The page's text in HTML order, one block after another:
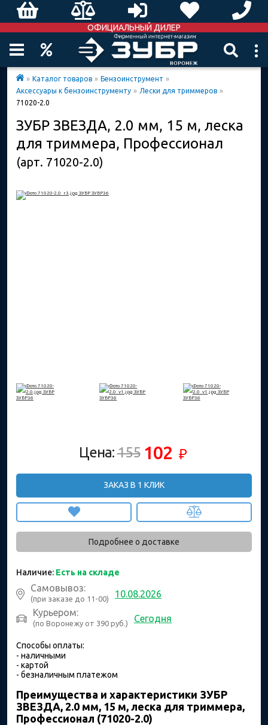
ОФИЦИАЛЬНЫЙ ДИЛЕР
» Каталог товаров » Бензоинструмент »
Аксессуары к бензоинструменту » Лески для триммеров »
71020-2.0
ЗУБР ЗВЕЗДА, 2.0 мм, 15 м, леска
для триммера, Профессионал
(арт. 71020-2.0)
Цена:155 102 ₽
ЗАКАЗ В 1 КЛИК
Подробнее о доставке
Наличие: Есть на складе
Самовывоз:
(при заказе до 11-00)
10.08.2026
Курьером:
(по Воронежу от 390 руб.) Сегодня
Способы оплаты:
- наличными
- картой
- безналичным платежом
Преимущества и характеристики ЗУБР
ЗВЕЗДА, 2.0 мм, 15 м, леска для триммера,
Профессионал (71020-2.0)